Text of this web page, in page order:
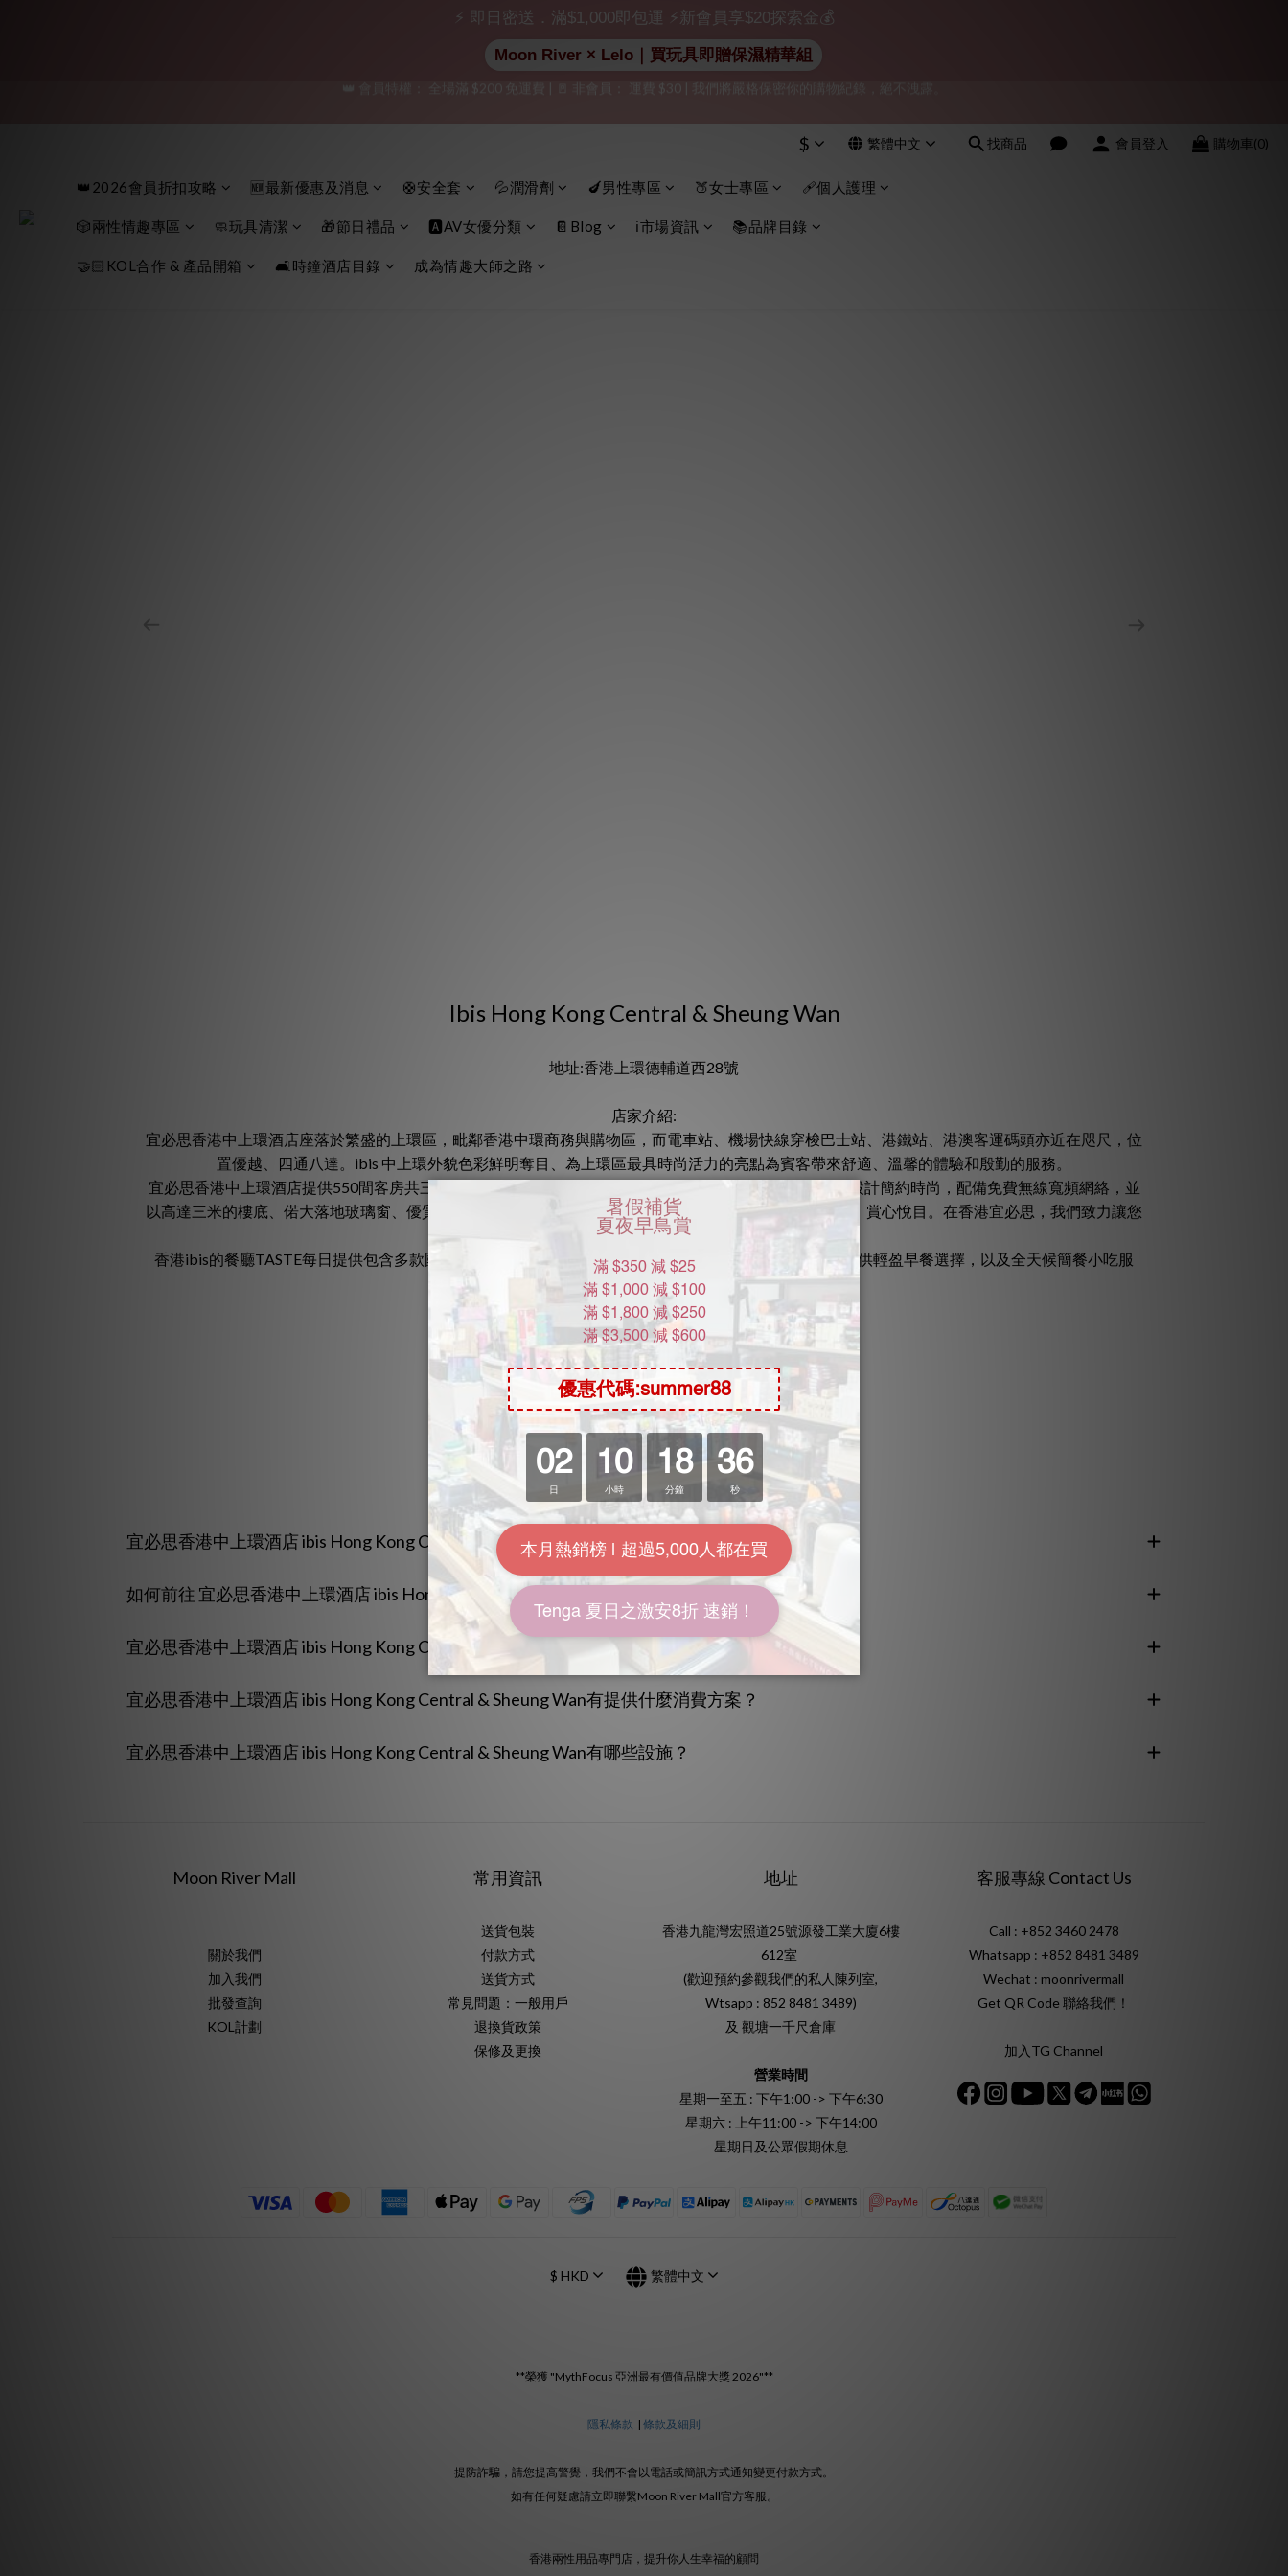
加入會員即享$20購物金  訂單商品好評再享$15購物金
👑 會員特權： 全場滿 $200 免運費 | 🚪 非會員： 運費 $30 | 我們將嚴格保密你的購物紀錄，絕不洩露。
「保密出貨」（無店鋪資訊、一般紙箱）、隱私保護、加密付款、立即註冊成為會員！
$ 繁體中文 找商品 會員登入 購物車(0)
👑2026會員折扣攻略 🆕最新優惠及消息 🛟安全套 💦潤滑劑 🍆男性專區 🍑女士專區 🩹個人護理
🎲兩性情趣專區 🧼玩具清潔 🎁節日禮品 🅰️AV女優分類 📔Blog ℹ️市場資訊 📚品牌目錄
🤝🏻KOL合作 & 產品開箱 🛋️時鐘酒店目錄 成為情趣大師之路
Ibis Hong Kong Central & Sheung Wan
地址:香港上環德輔道西28號
店家介紹:
宜必思香港中上環酒店座落於繁盛的上環區，毗鄰香港中環商務與購物區，而電車站、機場快線穿梭巴士站、港鐵站、港澳客運碼頭亦近在咫尺，位
置優越、四通八達。ibis 中上環外貌色彩鮮明奪目、為上環區最具時尚活力的亮點為賓客帶來舒適、溫馨的體驗和殷勤的服務。
宜必思香港中上環酒店提供550間客房共三種客房類型包括城景客房、海景客房和開放式公寓客房。房間設計簡約時尚，配備免費無線寬頻網絡，並
以高達三米的樓底、偌大落地玻璃窗、優質木地板及舒適床褥為主調，部份高層客房更可享極致海港景觀，賞心悅目。在香港宜必思，我們致力讓您
高枕而眠。
香港ibis的餐廳TASTE每日提供包含多款國際和本地美食的早餐。如喜愛清晨早起或睡懶覺，LE BAR亦提供輕盈早餐選擇，以及全天候簡餐小吃服
務。美食琳瑯滿目，大飽口福。
進入宜必思香港中上環酒店 IG
常見問題
宜必思香港中上環酒店 ibis Hong Kong Central & Sheung Wan開放線上預訂嗎？
如何前往 宜必思香港中上環酒店 ibis Hong Kong Central & Sheung Wan？
宜必思香港中上環酒店 ibis Hong Kong Central & Sheung Wan的營業時間？
宜必思香港中上環酒店 ibis Hong Kong Central & Sheung Wan有提供什麼消費方案？
宜必思香港中上環酒店 ibis Hong Kong Central & Sheung Wan有哪些設施？
Moon River Mall
關於我們
加入我們
批發查詢
KOL計劃
常用資訊
送貨包裝
付款方式
送貨方式
常見問題：一般用戶
退換貨政策
保修及更換
地址
香港九龍灣宏照道25號源發工業大廈6樓
612室
(歡迎預約參觀我們的私人陳列室,
Wtsapp : 852 8481 3489)
及 觀塘一千尺倉庫
營業時間
星期一至五 : 下午1:00 -> 下午6:30
星期六 : 上午11:00 -> 下午14:00
星期日及公眾假期休息
客服專線 Contact Us
Call : +852 3460 2478
Whatsapp : +852 8481 3489
Wechat : moonrivermall
Get QR Code 聯絡我們！
加入TG Channel
$ HKD 繁體中文
**榮獲 "MythFocus 亞洲最有價值品牌大獎 2026"**
隱私條款 | 條款及細則
提防詐騙，請您提高警覺，我們不會以電話或簡訊方式通知變更付款方式。
如有任何疑慮請立即聯繫Moon River Mall官方客服。
香港兩性用品專門店，提升你人生幸福的顧問
⚡ 即日密送．滿$1,000即包運 ⚡新會員享$20探索金💰
Moon River × Lelo｜買玩具即贈保濕精華組